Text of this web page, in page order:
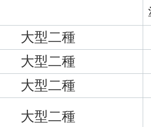
大型二種
大型二種
大型二種
大型二種